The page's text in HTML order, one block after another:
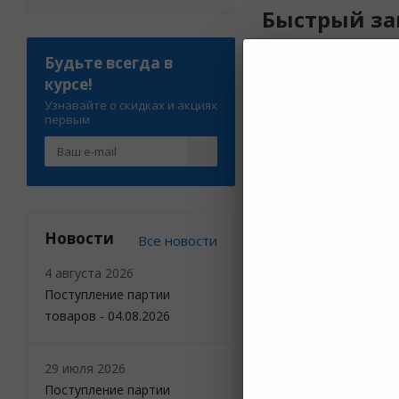
Быстрый
Функция «Быстрый
и через короткое
товара, его
По результатам
позициями, либо
Выберите из
Будьте всегда в
курсе!
Узнавайте о скидках и акциях
первым
Новости Все новости
4 августа 2026
Поступление партии
товаров - 04.08.2026
29 июля 2026
Поступление партии